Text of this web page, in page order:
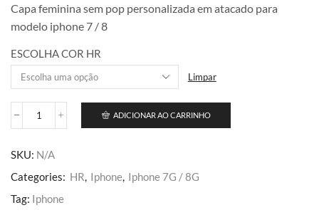
preço:
Capa feminina sem pop personalizada em atacado para
modelo iphone 7 / 8
ESCOLHA COR HR
Limpar
Iphone
ADICIONAR AO CARRINHO
SKU: N/A
Categories: HR, Iphone, Iphone 7G / 8G
Tag: Iphone